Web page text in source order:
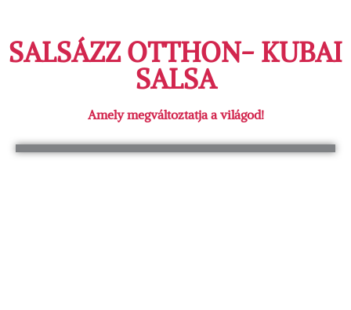
SALSÁZZ OTTHON- KUBAI
SALSA
Amely megváltoztatja a világod!